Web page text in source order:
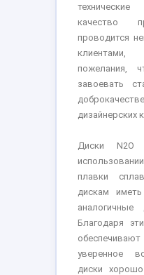
качество
проводится
пожелания,
завоевать
дизайнерских
Диски N2O
плавки
дискам
аналогичные
Благодаря
уверенное
диски